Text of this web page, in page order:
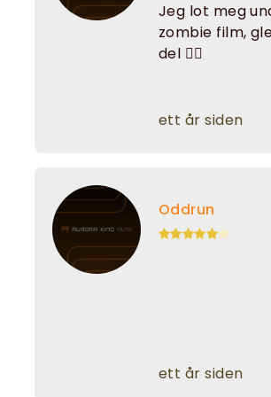
Jeg lot meg
zombie film,
del 🧟‍♂️
ett år siden
Oddrun
ett år siden